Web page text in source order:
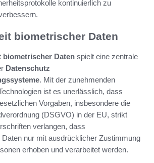
kontinuierlich zu
biometrischer Daten
biometrischer Daten spielt eine zentrale
Datenschutz
. Mit der zunehmenden
ist es unerlässlich, dass
Vorgaben, insbesondere die
(DSGVO) in der EU, strikt
verlangen, dass
Daten nur mit ausdrücklicher Zustimmung
erhoben und verarbeitet werden.